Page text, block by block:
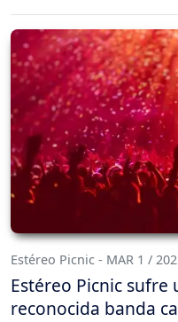
Estéreo Picnic - MAR 1 /
Estéreo Picnic sufre
reconocida banda